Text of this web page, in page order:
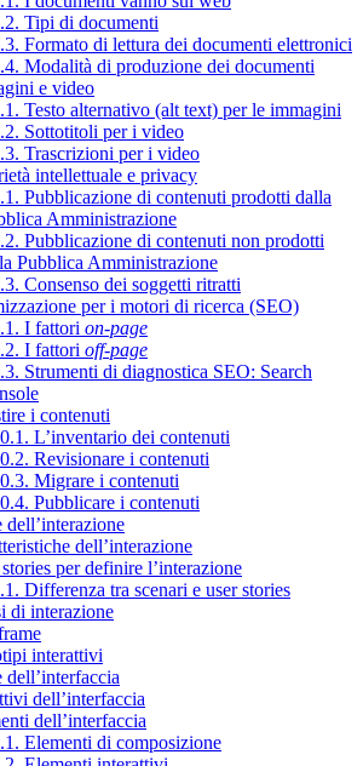
Tipi di documenti
Formato di lettura dei documenti elettronici
Modalità di produzione dei documenti
e video
Testo alternativo (alt text) per le immagini
Sottotitoli per i video
Trascrizioni per i video
intellettuale e privacy
Pubblicazione di contenuti prodotti dalla
Amministrazione
Pubblicazione di contenuti non prodotti
Pubblica Amministrazione
Consenso dei soggetti ritratti
per i motori di ricerca (SEO)
I fattori on-page
I fattori off-page
Strumenti di diagnostica SEO: Search
i contenuti
L’inventario dei contenuti
Revisionare i contenuti
Migrare i contenuti
Pubblicare i contenuti
dell’interazione
dell’interazione
per definire l’interazione
Differenza tra scenari e user stories
di interazione
interattivi
dell’interfaccia
dell’interfaccia
dell’interfaccia
Elementi di composizione